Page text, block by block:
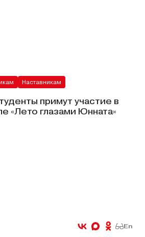
Наставникам
примут участие в
«Лето глазами Юнната»
En